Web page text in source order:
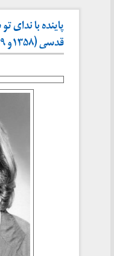
پاینده با ندای
قدسی (۱۳۵۸و ۱۳۵۹)